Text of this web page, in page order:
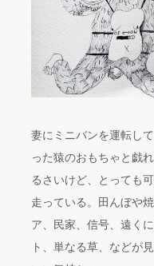
妻にミニバンを運転し
った猿のおもちゃと戯
るさいけど、とっても
走っている。田んぼや
ア、民家、信号、遠く
ト、単なる草、などが